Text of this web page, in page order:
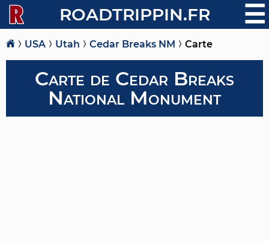
ROADTRIPPIN.FR ☰
USA Utah Cedar Breaks NM Carte
Carte de Cedar Breaks
National Monument